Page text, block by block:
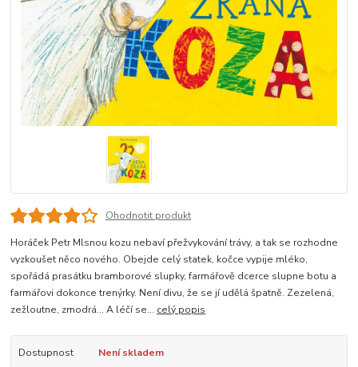
Ohodnotit produkt
Horáček Petr Mlsnou kozu nebaví přežvykování trávy, a tak se rozhodne
vyzkoušet něco nového. Obejde celý statek, kočce vypije mléko,
spořádá prasátku bramborové slupky, farmářově dcerce slupne botu a
farmářovi dokonce trenýrky. Není divu, že se jí udělá špatně. Zezelená,
zežloutne, zmodrá… A léčí se... celý popis
Dostupnost
Není skladem